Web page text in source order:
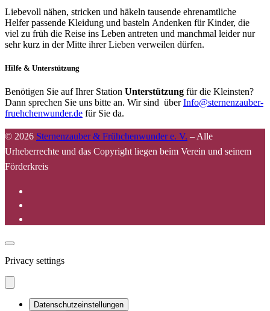
Liebevoll nähen, stricken und häkeln tausende ehrenamtliche
Helfer passende Kleidung und basteln Andenken für Kinder, die
viel zu früh die Reise ins Leben antreten und manchmal leider nur
sehr kurz in der Mitte ihrer Lieben verweilen dürfen.
Hilfe & Unterstützung
Benötigen Sie auf Ihrer Station Unterstützung für die Kleinsten?
Dann sprechen Sie uns bitte an. Wir sind überInfo@sternenzauber-
fruehchenwunder.de für Sie da.
© 2026 Sternenzauber & Frühchenwunder e. V. – Alle
Urheberrechte und das Copyright liegen beim Verein und seinem
Förderkreis
Privacy settings
Datenschutzeinstellungen